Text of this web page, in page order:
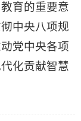
育的重要意
中央八项规
党中央各项
化贡献智慧